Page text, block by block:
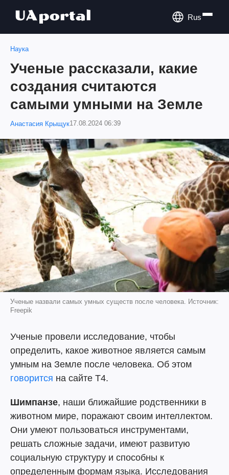
Rus
Наука
Ученые рассказали, какие
создания считаются
самыми умными на Земле
Анастасия Крыщук17.08.2024 06:39
Ученые назвали самых умных существ после человека. Источник:
Freepik
Ученые провели исследование, чтобы
определить, какое животное является самым
умным на Земле после человека. Об этом
говорится на сайте T4.
Шимпанзе, наши ближайшие родственники в
животном мире, поражают своим интеллектом.
Они умеют пользоваться инструментами,
решать сложные задачи, имеют развитую
социальную структуру и способны к
определенным формам языка. Исследования